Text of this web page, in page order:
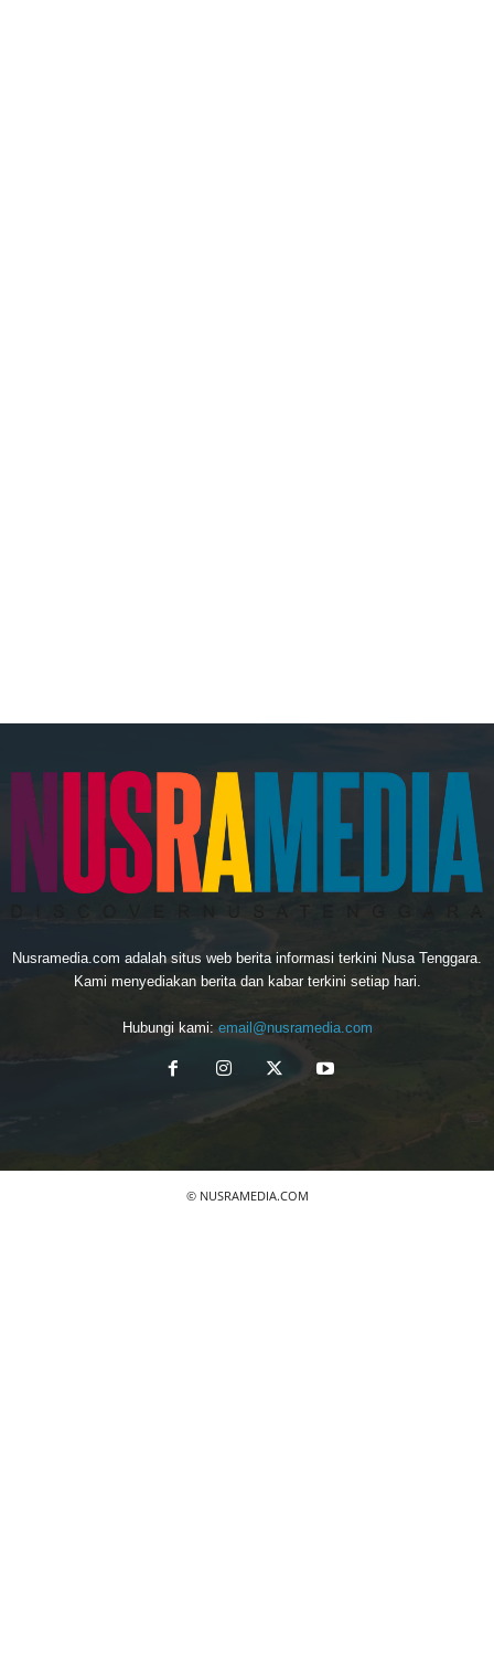
Nusramedia.com adalah situs web berita informasi terkini Nusa Tenggara.
Kami menyediakan berita dan kabar terkini setiap hari.
Hubungi kami: email@nusramedia.com
© NUSRAMEDIA.COM